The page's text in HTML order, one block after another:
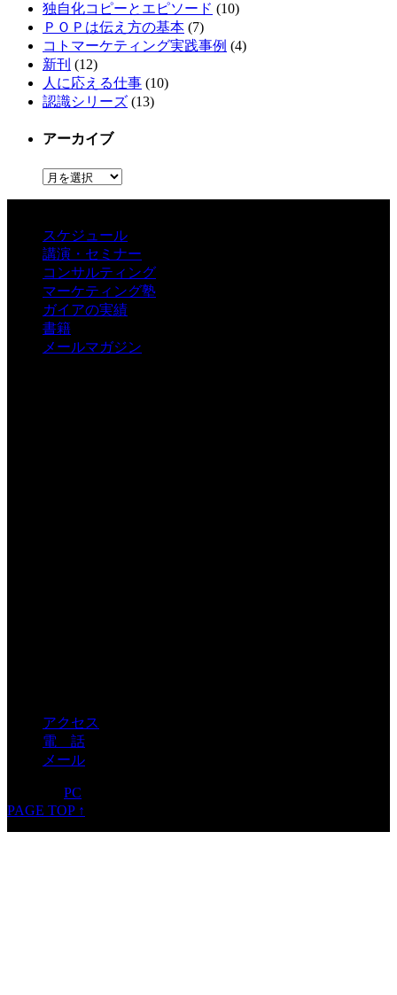
独自化コピーとエピソード (10)
ＰＯＰは伝え方の基本 (7)
コトマーケティング実践事例 (4)
新刊 (12)
人に応える仕事 (10)
認識シリーズ (13)
アーカイブ
ア
イ
ブ
スケジュール
講演・セミナー
コンサルティング
マーケティング塾
ガイアの実績
書籍
メールマガジン
アクセス
電 話
メール
PC
PAGE TOP ↑